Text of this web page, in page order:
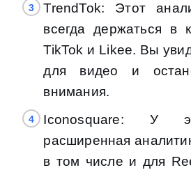
TrendTok: Этот
всегда держаться в
TikTok и Likee. Вы
для видео и
внимания.
Iconosquare: У
расширенная
в том числе и для